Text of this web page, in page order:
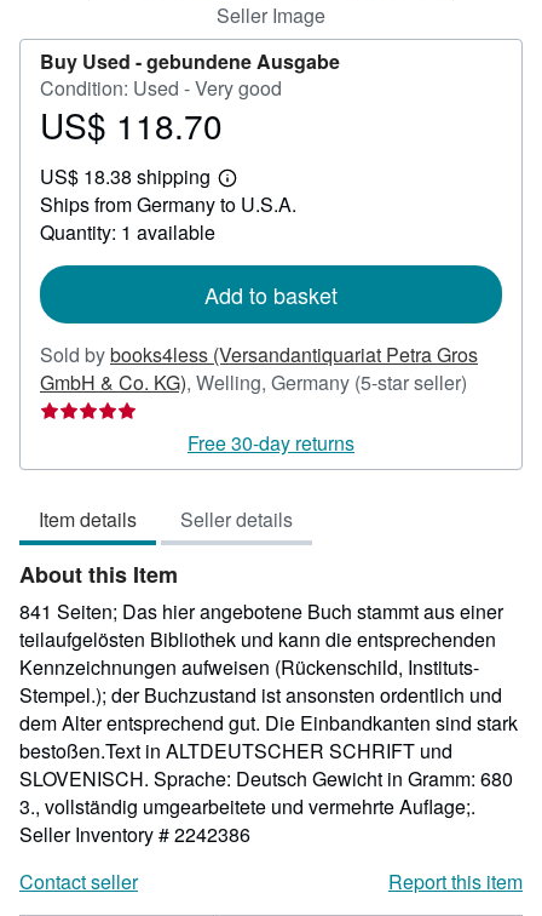
Seller Image
Buy Used -gebundene Ausgabe
Condition: Used - Very good
Price
118.70
US$ 118.70
US$ 18.38 shipping
Learn
more
Ships from Germany to U.S.A.
Quantity: 1 available
Add to basket
Sold bybooks4less (Versandantiquariat Petra Gros
GmbH & Co. KG), Welling, Germany (5-star seller)
out
Free 30-day returns
Item details Seller details
About this Item
841 Seiten; Das hier angebotene Buch stammt aus einer
teilaufgelösten Bibliothek und kann die entsprechenden
Kennzeichnungen aufweisen (Rückenschild, Instituts-
Stempel.); der Buchzustand ist ansonsten ordentlich und
dem Alter entsprechend gut. Die Einbandkanten sind stark
bestoßen.Text in ALTDEUTSCHER SCHRIFT und
SLOVENISCH. Sprache: Deutsch Gewicht in Gramm: 680
3., vollständig umgearbeitete und vermehrte Auflage;.
Seller Inventory # 2242386
Contact seller
Report this item